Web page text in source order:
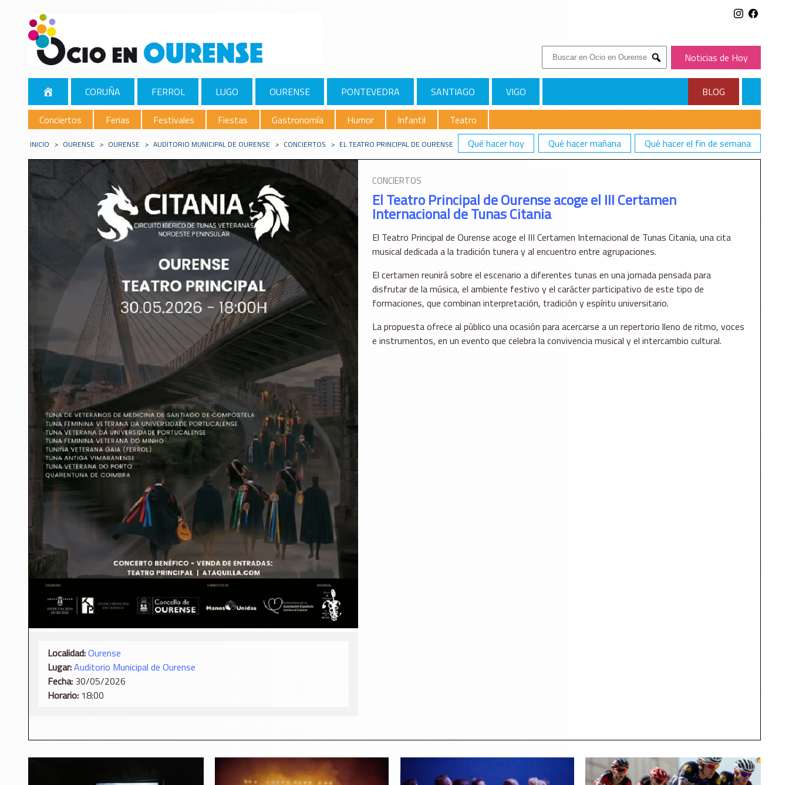
Buscar:
Submit
Noticias de Hoy
CORUÑA FERROL LUGO OURENSE PONTEVEDRA SANTIAGO VIGO
BLOG
Conciertos
Ferias Festivales Fiestas Gastronomía Humor Infantil
Teatro
Qué hacer hoy
Qué hacer mañana Qué hacer el fin de semana
INICIO > OURENSE > OURENSE > AUDITORIO MUNICIPAL DE OURENSE > CONCIERTOS > EL TEATRO PRINCIPAL DE OURENSE ACOGE EL III CERTAMEN INTERNACIONAL DE TUNAS CITANIA
Localidad:Ourense
Lugar:Auditorio Municipal de Ourense
Fecha: 30/05/2026
Horario: 18:00
CONCIERTOS
El Teatro Principal de Ourense acoge el III Certamen
Internacional de Tunas Citania
El Teatro Principal de Ourense acoge el III Certamen Internacional de Tunas Citania, una cita
musical dedicada a la tradición tunera y al encuentro entre agrupaciones.
El certamen reunirá sobre el escenario a diferentes tunas en una jornada pensada para
disfrutar de la música, el ambiente festivo y el carácter participativo de este tipo de
formaciones, que combinan interpretación, tradición y espíritu universitario.
La propuesta ofrece al público una ocasión para acercarse a un repertorio lleno de ritmo, voces
e instrumentos, en un evento que celebra la convivencia musical y el intercambio cultural.